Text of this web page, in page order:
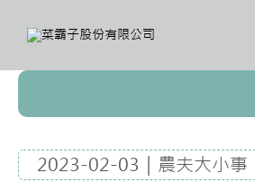
2023-02-03｜農夫大小事